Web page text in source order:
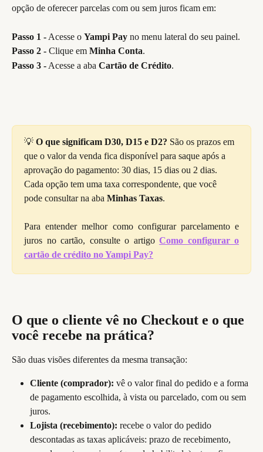
opção de oferecer parcelas com ou sem juros ficam em:
Passo 1 - Acesse o Yampi Pay no menu lateral do seu painel.
Passo 2 - Clique em Minha Conta.
Passo 3 - Acesse a aba Cartão de Crédito.
💡 O que significam D30, D15 e D2? São os prazos em
que o valor da venda fica disponível para saque após a
aprovação do pagamento: 30 dias, 15 dias ou 2 dias.
Cada opção tem uma taxa correspondente, que você
pode consultar na aba Minhas Taxas.
Para entender melhor como configurar parcelamento e
juros no cartão, consulte o artigo Como configurar o
cartão de crédito no Yampi Pay?
O que o cliente vê no Checkout e o que
você recebe na prática?
São duas visões diferentes da mesma transação:
Cliente (comprador): vê o valor final do pedido e a forma
de pagamento escolhida, à vista ou parcelado, com ou sem
juros.
Lojista (recebimento): recebe o valor do pedido
descontadas as taxas aplicáveis: prazo de recebimento,